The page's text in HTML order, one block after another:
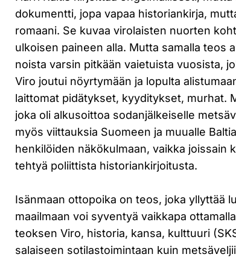
dokumentti, jopa vapaa historiankirja,
romaani. Se kuvaa virolaisten nuorten
ulkoisen paineen alla. Mutta samalla teos
noista varsin pitkään vaietuista vuosista,
Viro joutui nöyrtymään ja lopulta
laittomat pidätykset, kyyditykset, murhat.
joka oli alkusoittoa sodanjälkeiselle
myös viittauksia Suomeen ja muualle
henkilöiden näkökulmaan, vaikka joissain
tehtyä poliittista historiankirjoitusta.
Isänmaan ottopoika on teos, joka yllyttää
maailmaan voi syventyä vaikkapa
teoksen Viro, historia, kansa, kulttuuri
salaiseen sotilastoimintaan kuin